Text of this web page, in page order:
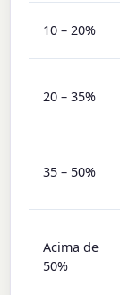
10 – 20%
20 – 35%
35 – 50%
Acima de
50%